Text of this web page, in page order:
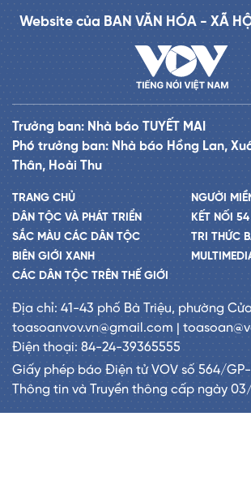
Website của BAN VĂN HÓA - XÃ
Trưởng ban: Nhà báo TUYẾT MAI
Phó trưởng ban: Nhà báo Hồng Lan,
Thân, Hoài Thu
TRANG CHỦ
DÂN TỘC VÀ PHÁT TRIỂN
SẮC MÀU CÁC DÂN TỘC
BIÊN GIỚI XANH
CÁC DÂN TỘC TRÊN THẾ GIỚI
NGƯỜI
KẾT NỐI 54
TRI THỨC
Địa chỉ: 41-43 phố Bà Triệu, phường
toasoanvov.vn@gmail.com |
Điện thoại: 84-24-39365555
Giấy phép báo Điện tử VOV số 564/GP-
Thông tin và Truyền thông cấp ngày